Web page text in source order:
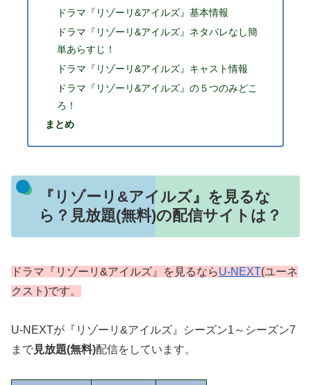
ドラマ『リゾーリ&アイルズ』基本情報
ドラマ『リゾーリ&アイルズ』ネタバレなし簡
単あらすじ！
ドラマ『リゾーリ&アイルズ』キャスト情報
ドラマ『リゾーリ&アイルズ』の５つのみどこ
ろ！
まとめ
『リゾーリ&アイルズ』を見るな
ら？見放題(無料)の配信サイトは？
ドラマ『リゾーリ&アイルズ』を見るならU-NEXT(ユーネ
クスト)です。
U-NEXTが『リゾーリ&アイルズ』シーズン1～シーズン7
まで見放題(無料)配信をしています。